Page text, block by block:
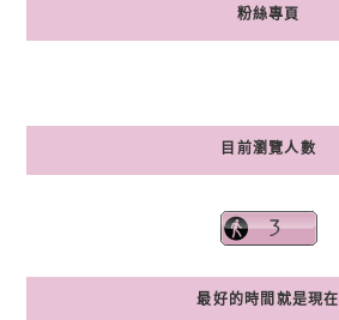
粉絲專頁
目前瀏覽人數
最好的時間就是現在